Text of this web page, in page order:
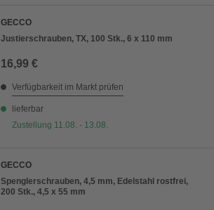
GECCO
Justierschrauben, TX, 100 Stk., 6 x 110 mm
16,99 €
Verfügbarkeit im Markt prüfen
lieferbar
Zustellung 11.08. - 13.08.
GECCO
Spenglerschrauben, 4,5 mm, Edelstahl rostfrei,
200 Stk., 4,5 x 55 mm